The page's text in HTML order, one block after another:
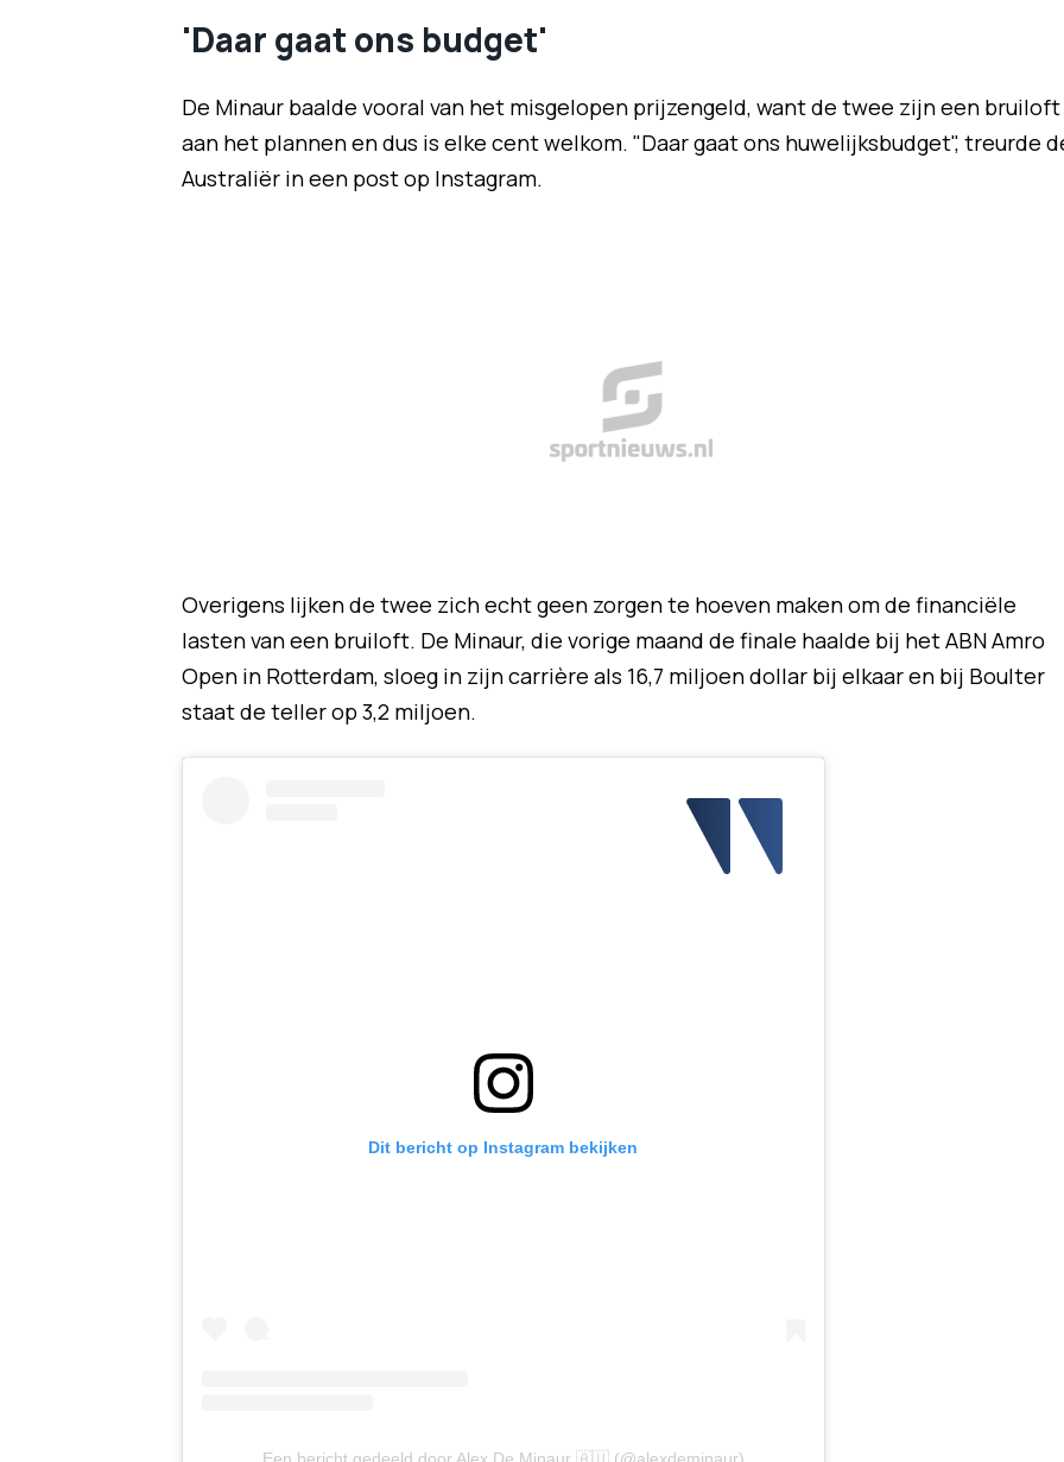
'Daar gaat ons budget'
De Minaur baalde vooral van het misgelopen prijzengeld, want de twee zijn een bruiloft
aan het plannen en dus is elke cent welkom. "Daar gaat ons huwelijksbudget", treurde
Australiër in een post op Instagram.
Overigens lijken de twee zich echt geen zorgen te hoeven maken om de financiële
lasten van een bruiloft. De Minaur, die vorige maand de finale haalde bij het ABN Amro
Open in Rotterdam, sloeg in zijn carrière als 16,7 miljoen dollar bij elkaar en bij Boulter
staat de teller op 3,2 miljoen.
Dit bericht op Instagram bekijken
Een bericht gedeeld door Alex De Minaur 🇦🇺 (@alexdeminaur)